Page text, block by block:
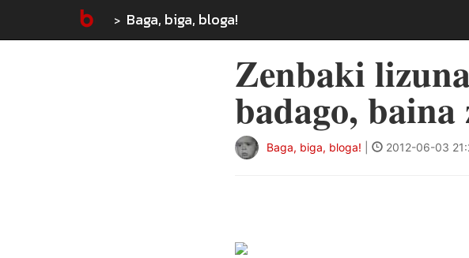
Baga, biga, bloga!
Zenbaki
badago,
Baga, biga, bloga! 2012-06-03